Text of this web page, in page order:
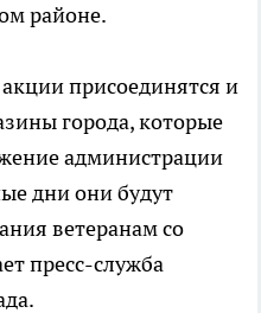
районе.
присоединятся и
города, которые
администрации
дни они будут
ветеранам со
пресс-служба